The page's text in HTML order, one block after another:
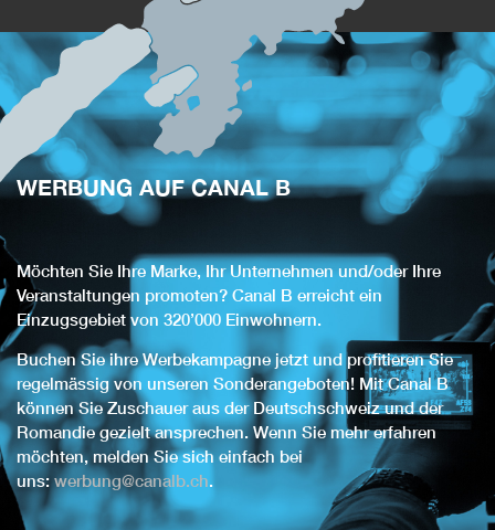
WERBUNG AUF CANAL B
Möchten Sie Ihre Marke, Ihr Unternehmen und/oder Ihre
Veranstaltungen promoten? Canal B erreicht ein
Einzugsgebiet von 320’000 Einwohnern.
Buchen Sie ihre Werbekampagne jetzt und profitieren Sie
regelmässig von unseren Sonderangeboten! Mit Canal B
können Sie Zuschauer aus der Deutschschweiz und der
Romandie gezielt ansprechen. Wenn Sie mehr erfahren
möchten, melden Sie sich einfach bei
uns: werbung@canalb.ch.